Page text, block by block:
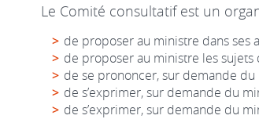
Le Comité consultatif est un
de proposer au ministre dans
de proposer au ministre les
de se prononcer, sur demande
de s’exprimer, sur demande du
de s’exprimer, sur demande du